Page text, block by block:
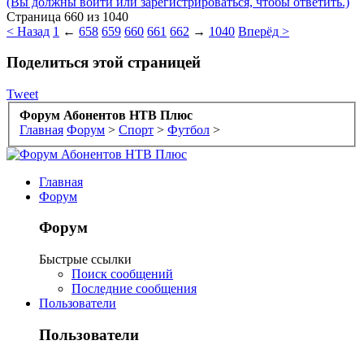
Страница 660 из 1040
< Назад 1 ← 658 659 660 661 662 → 1040 Вперёд >
Поделиться этой страницей
Tweet
Форум Абонентов НТВ Плюс
Главная Форум > Спорт > Футбол >
Главная
Форум
Форум
Быстрые ссылки
Поиск сообщений
Последние сообщения
Пользователи
Пользователи